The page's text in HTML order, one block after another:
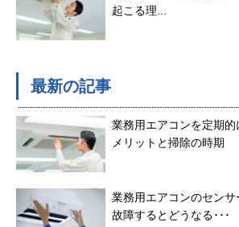
起こる理...
最新の記事
業務用エアコンを定期
メリットと掃除の時期
業務用エアコンのセン
故障するとどうなる･･･